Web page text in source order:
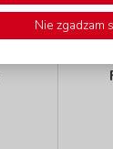
Nie zgadzam